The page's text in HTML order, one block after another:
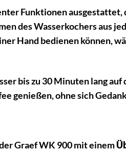
Funktionen
des Wasserkochers aus
Hand bedienen können,
bis zu 30 Minuten lang
genießen, ohne sich
Graef WK 900 mit einem